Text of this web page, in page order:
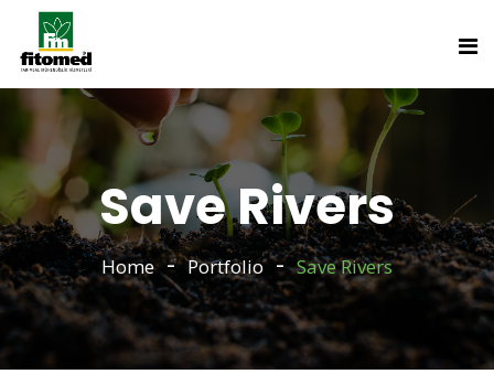
Save Rivers
Home Portfolio Save Rivers